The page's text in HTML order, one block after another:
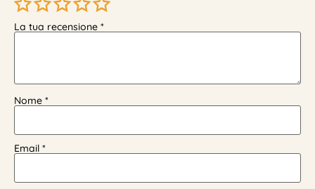
La tua recensione *
Nome *
Email *